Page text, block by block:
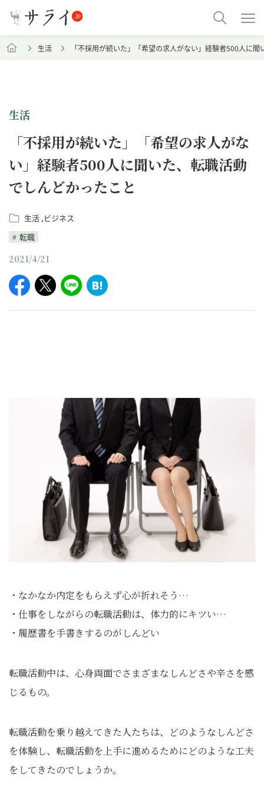
生活 「不採用が続いた」「希望の求人がない」経験者500人に
生活
「不採用が続いた」「希望の求人がな
い」経験者500人に聞いた、転職活動
でしんどかったこと
生活 ビジネス
転職
2021/4/21
・なかなか内定をもらえず心が折れそう…
・仕事をしながらの転職活動は、体力的にキツい…
・履歴書を手書きするのがしんどい
転職活動中は、心身両面でさまざまなしんどさや辛さを感
じるもの。
転職活動を乗り越えてきた人たちは、どのようなしんどさ
を体験し、転職活動を上手に進めるためにどのような工夫
をしてきたのでしょうか。